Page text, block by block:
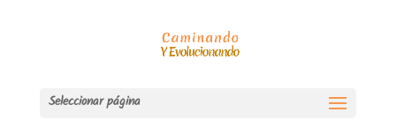
Seleccionar página